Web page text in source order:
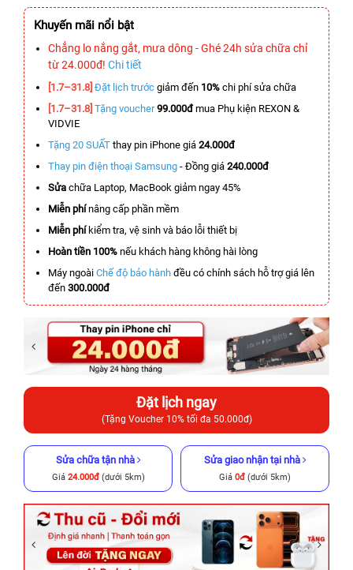
Khuyến mãi nổi bật
Chẳng lo nắng gắt, mưa dông - Ghé 24h sửa chữa chỉ
từ 24.000đ! Chi tiết
[1.7–31.8] Đặt lịch trước giảm đến 10% chi phí sửa chữa
[1.7–31.8] Tặng voucher 99.000đmua Phụ kiện REXON &
VIDVIE
Tặng 20 SUẤT thay pin iPhone giá 24.000đ
Thay pin điện thoại Samsung - Đồng giá 240.000đ
Sửa chữa Laptop, MacBook giảm ngay 45%
Miễn phínâng cấp phần mềm
Miễn phíkiểm tra, vệ sinh và báo lỗi thiết bị
Hoàn tiền 100% nếu khách hàng không hài lòng
Máy ngoài Chế độ bảo hành đều có chính sách hỗ trợ giá lên
đến 300.000đ
Đặt lịch ngay
(Tặng Voucher 10% tối đa 50.000đ)
Sửa chữa tận nhà
Giá 24.000đ(dưới 5km)
Sửa giao nhận tại nhà
Giá 0đ (dưới 5km)